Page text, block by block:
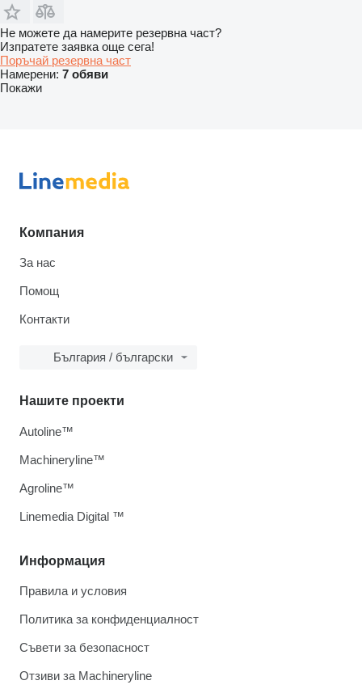
Не можете да намерите резервна част?
Изпратете заявка още сега!
Поръчай резервна част
Намерени: 7 обяви
Покажи
Компания
За нас
Помощ
Контакти
България / български
Информация
Правила и условия
Политика за конфиденциалност
Съвети за безопасност
Отзиви за Machineryline
Нашите проекти
Autoline™
Machineryline™
Agroline™
Linemedia Digital ™